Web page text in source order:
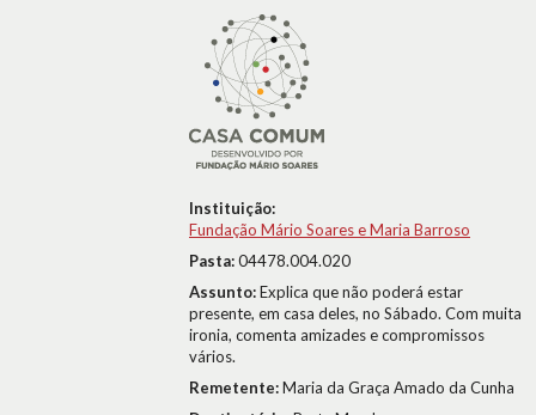
Instituição:
Fundação Mário Soares e Maria Barroso
Pasta:04478.004.020
Assunto:Explica que não poderá estar
presente, em casa deles, no Sábado. Com muita
ironia, comenta amizades e compromissos
vários.
Remetente:Maria da Graça Amado da Cunha